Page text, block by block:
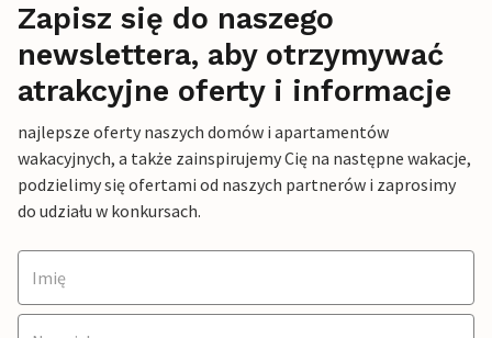
Zapisz się do naszego
newslettera, aby otrzymywać
atrakcyjne oferty i informacje
najlepsze oferty naszych domów i apartamentów
wakacyjnych, a także zainspirujemy Cię na następne wakacje,
podzielimy się ofertami od naszych partnerów i zaprosimy
do udziału w konkursach.